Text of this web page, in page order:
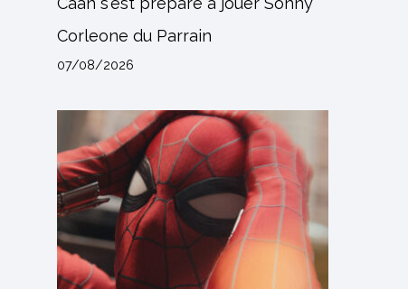
Corleone du Parrain
07/08/2026